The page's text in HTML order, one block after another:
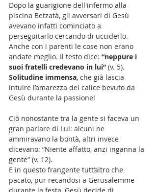
Dopo la guarigione dell'infermo alla
piscina Betzatà, gli avversari di Gesù
avevano infatti cominciato a
perseguitarlo cercando di ucciderlo.
Anche con i parenti le cose non erano
andate meglio. Il testo dice: “neppure i
suoi fratelli credevano in lui” (v. 5).
Solitudine immensa, che già lascia
intuire l’amarezza del calice bevuto da
Gesù durante la passione!
Ciò nonostante tra la gente si faceva un
gran parlare di Lui: alcuni ne
ammiravano la bontà, altri invece
dicevano: “Niente affatto, anzi inganna la
gente” (v. 12).
E in questo frangente tutt’altro che
pacato, pur recandosi a Gerusalemme